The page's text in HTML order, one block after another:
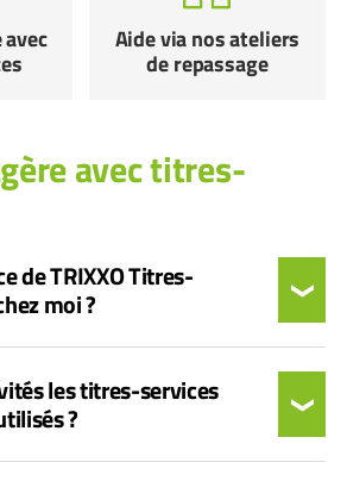
Aide via nos ateliers
de repassage
avec titres-
de TRIXXO Titres-
moi ?
les titres-services
?